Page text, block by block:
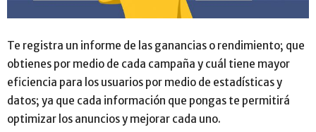
Te registra un informe de las ganancias o rendimiento; que
obtienes por medio de cada campaña y cuál tiene mayor
eficiencia para los usuarios por medio de estadísticas y
datos; ya que cada información que pongas te permitirá
optimizar los anuncios y mejorar cada uno.